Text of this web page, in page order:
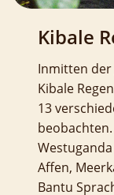
Kibale
Inmitten
Kibale
13
Affen,
Bantu